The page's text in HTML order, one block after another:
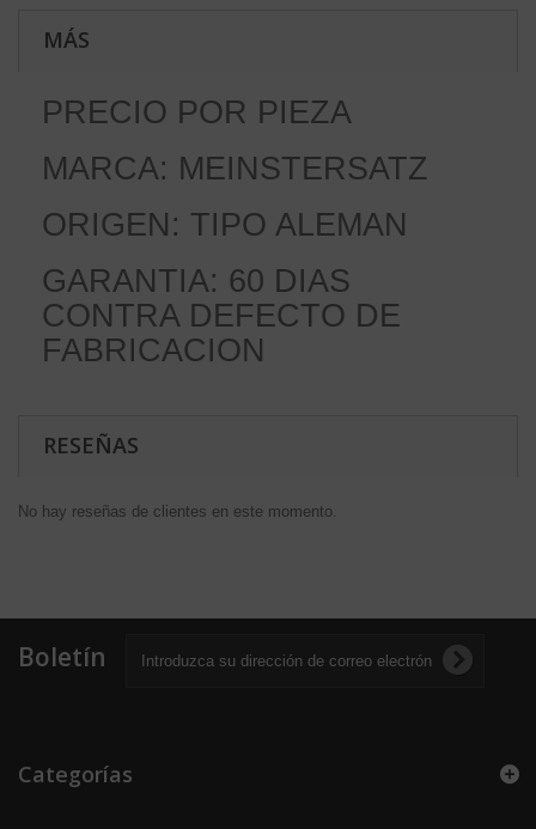
MÁS
PRECIO POR PIEZA
MARCA: MEINSTERSATZ
ORIGEN: TIPO ALEMAN
GARANTIA: 60 DIAS
CONTRA DEFECTO DE
FABRICACION
RESEÑAS
No hay reseñas de clientes en este momento.
Boletín
Categorías